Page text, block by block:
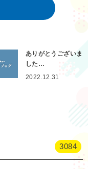
ありがとうございま
した…
2022.12.31
3084